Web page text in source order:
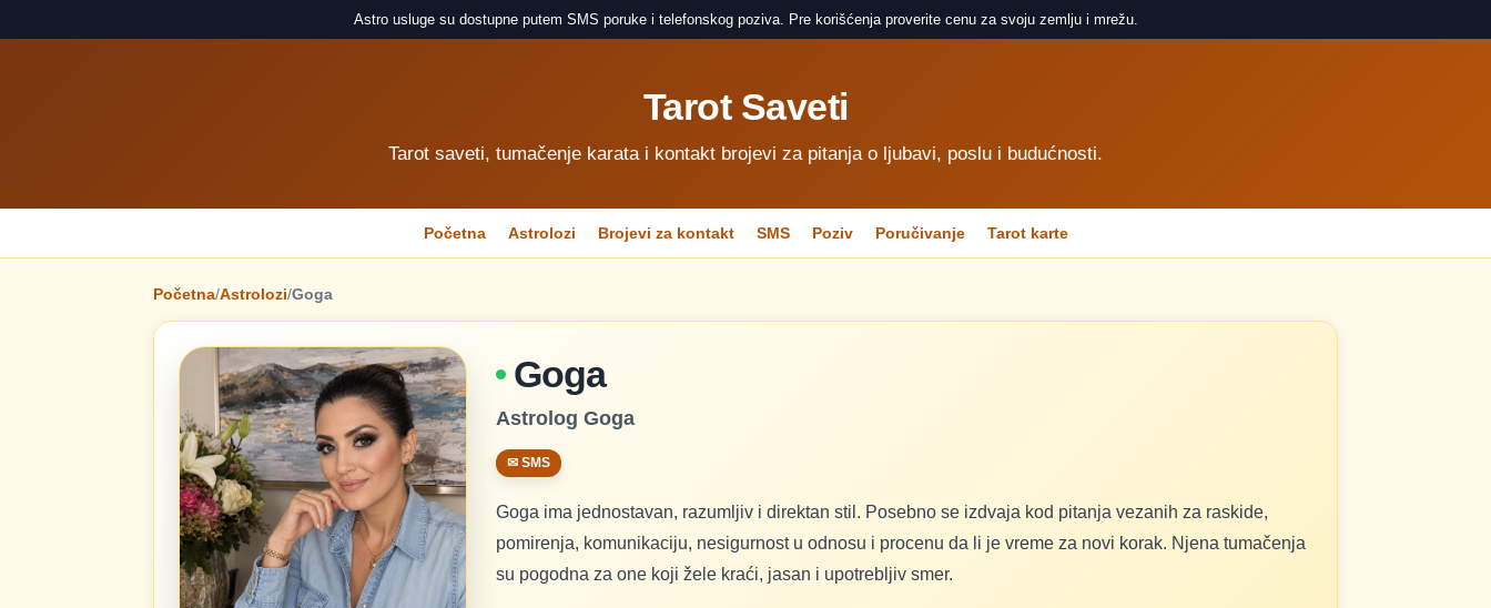
Astro usluge su dostupne putem SMS poruke i telefonskog poziva. Pre korišćenja proverite cenu za svoju zemlju i mrežu.
Tarot Saveti
Tarot saveti, tumačenje karata i kontakt brojevi za pitanja o ljubavi, poslu i budućnosti.
Početna Astrolozi Brojevi za kontakt SMS Poziv Poručivanje Tarot karte
Početna/Astrolozi/Goga
Goga
Astrolog Goga
✉ SMS
Goga ima jednostavan, razumljiv i direktan stil. Posebno se izdvaja kod pitanja vezanih za raskide,
pomirenja, komunikaciju, nesigurnost u odnosu i procenu da li je vreme za novi korak. Njena tumačenja
su pogodna za one koji žele kraći, jasan i upotrebljiv smer.